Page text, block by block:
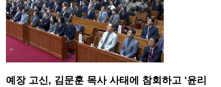
예장 고신, 김문훈 목사 사태에 참회하고 '윤리